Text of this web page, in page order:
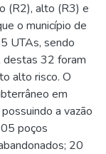
(R2), alto (R3) e
o município de
UTAs, sendo
destas 32 foram
alto risco. O
em
a vazão
poços
20